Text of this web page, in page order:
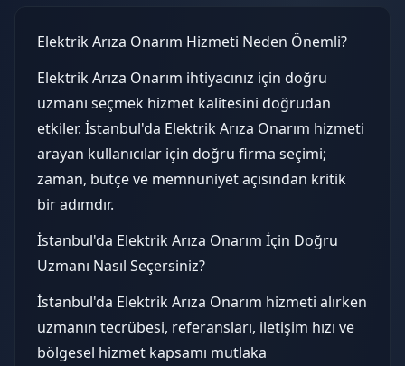
Elektrik Arıza Onarım Hizmeti Neden Önemli?
Elektrik Arıza Onarım ihtiyacınız için doğru
uzmanı seçmek hizmet kalitesini doğrudan
etkiler. İstanbul'da Elektrik Arıza Onarım hizmeti
arayan kullanıcılar için doğru firma seçimi;
zaman, bütçe ve memnuniyet açısından kritik
bir adımdır.
İstanbul'da Elektrik Arıza Onarım İçin Doğru
Uzmanı Nasıl Seçersiniz?
İstanbul'da Elektrik Arıza Onarım hizmeti alırken
uzmanın tecrübesi, referansları, iletişim hızı ve
bölgesel hizmet kapsamı mutlaka